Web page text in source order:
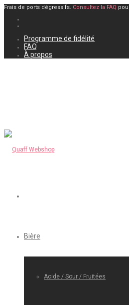
Frais de ports dégressifs. Consultez la FAQ
Programme de fidélité
FAQ
À propos
Bière
Acide / Sour / Fruitées